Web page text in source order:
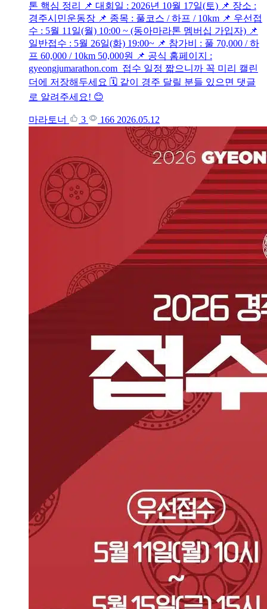
톤 핵심 정리 📌 대회일 : 2026년 10월 17일(토) 📌 장소 :
경주시민운동장 📌 종목 : 풀코스 / 하프 / 10km 📌 우선접
수 : 5월 11일(월) 10:00 ~ (동아마라톤 멤버십 가입자) 📌
일반접수 : 5월 26일(화) 19:00~ 📌 참가비 : 풀 70,000 / 하
프 60,000 / 10km 50,000원 📌 공식 홈페이지 :
gyeongjumarathon.com 접수 일정 짧으니까 꼭 미리 캘린
더에 저장해두세요 🗓️ 같이 경주 달릴 분들 있으면 댓글
로 알려주세요! 😊
마라토너 3 166 2026.05.12